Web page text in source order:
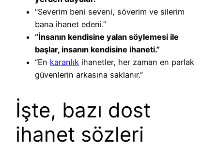
“Severim beni seveni, söverim ve silerim
bana ihanet edeni.”
“İnsanın kendisine yalan söylemesi ile
başlar, insanın kendisine ihaneti.”
“En karanlık ihanetler, her zaman en parlak
güvenlerin arkasına saklanır.”
İşte, bazı dost
ihanet sözleri